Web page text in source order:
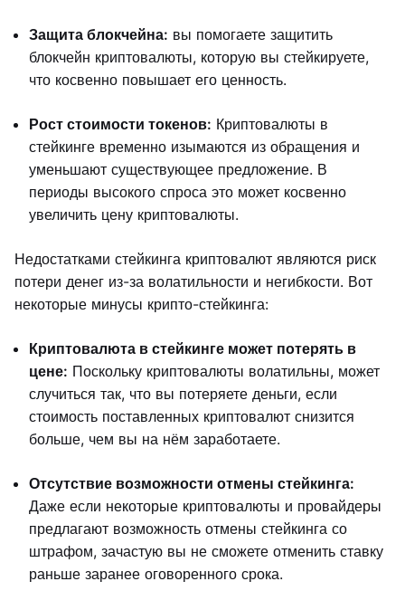
Защита блокчейна: вы помогаете защитить
блокчейн криптовалюты, которую вы стейкируете,
что косвенно повышает его ценность.
Рост стоимости токенов: Криптовалюты в
стейкинге временно изымаются из обращения и
уменьшают существующее предложение. В
периоды высокого спроса это может косвенно
увеличить цену криптовалюты.
Недостатками стейкинга криптовалют являются риск
потери денег из-за волатильности и негибкости. Вот
некоторые минусы крипто-стейкинга:
Криптовалюта в стейкинге может потерять в
цене: Поскольку криптовалюты волатильны, может
случиться так, что вы потеряете деньги, если
стоимость поставленных криптовалют снизится
больше, чем вы на нём заработаете.
Отсутствие возможности отмены стейкинга:
Даже если некоторые криптовалюты и провайдеры
предлагают возможность отмены стейкинга со
штрафом, зачастую вы не сможете отменить ставку
раньше заранее оговоренного срока.